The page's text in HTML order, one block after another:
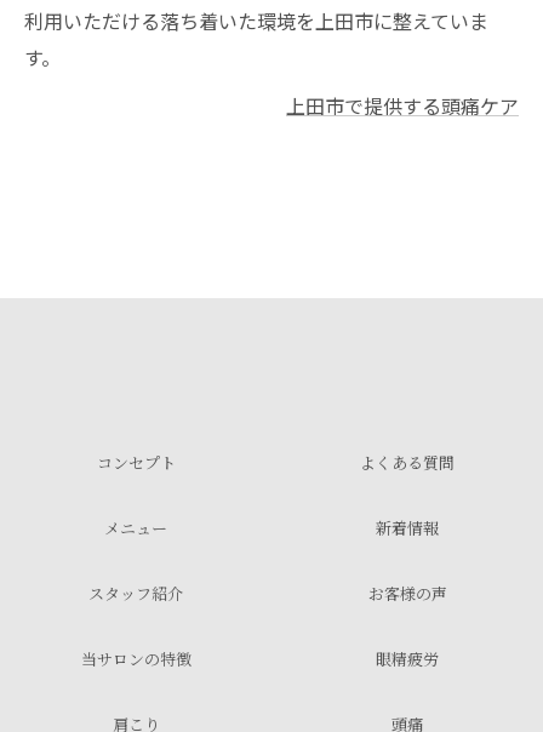
利用いただける落ち着いた環境を上田市に整えていま
す。
上田市で提供する頭痛ケア
コンセプト よくある質問
メニュー 新着情報
スタッフ紹介 お客様の声
当サロンの特徴 眼精疲労
肩こり 頭痛